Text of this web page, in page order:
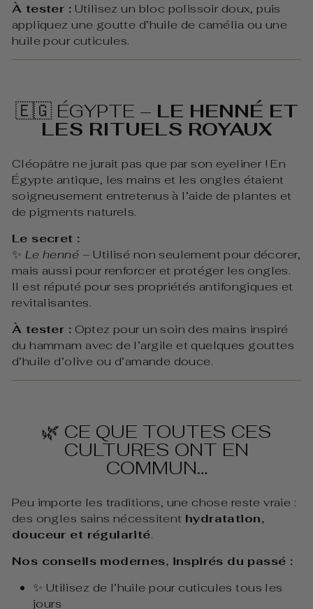
À tester : Utilisez un bloc polissoir doux, puis
appliquez une goutte d’huile de camélia ou une
huile pour cuticules.
🇪🇬 ÉGYPTE – LE HENNÉ ET
LES RITUELS ROYAUX
Cléopâtre ne jurait pas que par son eyeliner ! En
Égypte antique, les mains et les ongles étaient
soigneusement entretenus à l’aide de plantes et
de pigments naturels.
Le secret :
✨ Le henné – Utilisé non seulement pour décorer,
mais aussi pour renforcer et protéger les ongles.
Il est réputé pour ses propriétés antifongiques et
revitalisantes.
À tester : Optez pour un soin des mains inspiré
du hammam avec de l’argile et quelques gouttes
d’huile d’olive ou d’amande douce.
🌿 CE QUE TOUTES CES
CULTURES ONT EN
COMMUN…
Peu importe les traditions, une chose reste vraie :
des ongles sains nécessitent hydratation,
douceur et régularité.
Nos conseils modernes, inspirés du passé :
✨ Utilisez de l’huile pour cuticules tous les
jours